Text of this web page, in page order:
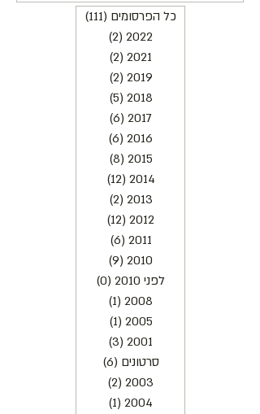
ראיון עם חנניה שוורץ | הכל תרבות
כל הפרסומים (111)
2022
(2)
2021
(2)
2019
(2)
2018
(5)
2017
(6)
2016
(6)
2015
(8)
2014
(12)
2013
(2)
2012
(12)
2011
(6)
2010
(9)
לפני 2010
(0)
2008
(1)
2005
(1)
2001
(3)
סרטונים (6)
2003
(2)
2004
(1)